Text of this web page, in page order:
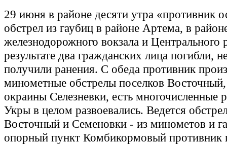
29 июня в районе десяти утра «противник
обстрел из гаубиц в районе Артема, в
железнодорожного вокзала и Центрального
результате два гражданских лица погибли,
получили ранения. С обеда противник
минометные обстрелы поселков
окраины Селезневки, есть многочисленные
Укры в целом развоевались. Ведется
Восточный и Семеновки - из минометов и
опорный пункт Комбикормовый противник